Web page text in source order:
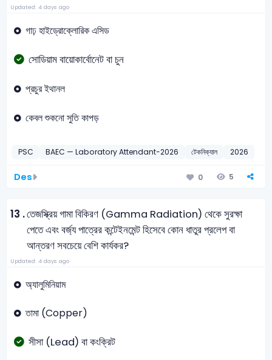
Updated: 4 days ago
গাঢ় হাইড্রোক্লোরিক এসিড
সোডিয়াম বায়োকার্বোনেট বা চুন
প্রচুর ইথানল
কেবল শুকনো সুতি কাপড়
PSC BAEC — Laboratory Attendant-2026 টেকনিক্যাল 2026
Des 0 5
13 .তেজস্ক্রিয় গামা বিকিরণ (Gamma Radiation) থেকে সুরক্ষা
পেতে এবং বর্জ্য পাত্রের কন্টেইনমেন্ট হিসেবে কোন ধাতুর প্রলেপ বা
আন্তরণ সবচেয়ে বেশি কার্যকর?
Updated: 4 days ago
অ্যালুমিনিয়াম
তামা (Copper)
সীসা (Lead) বা কংক্রিট